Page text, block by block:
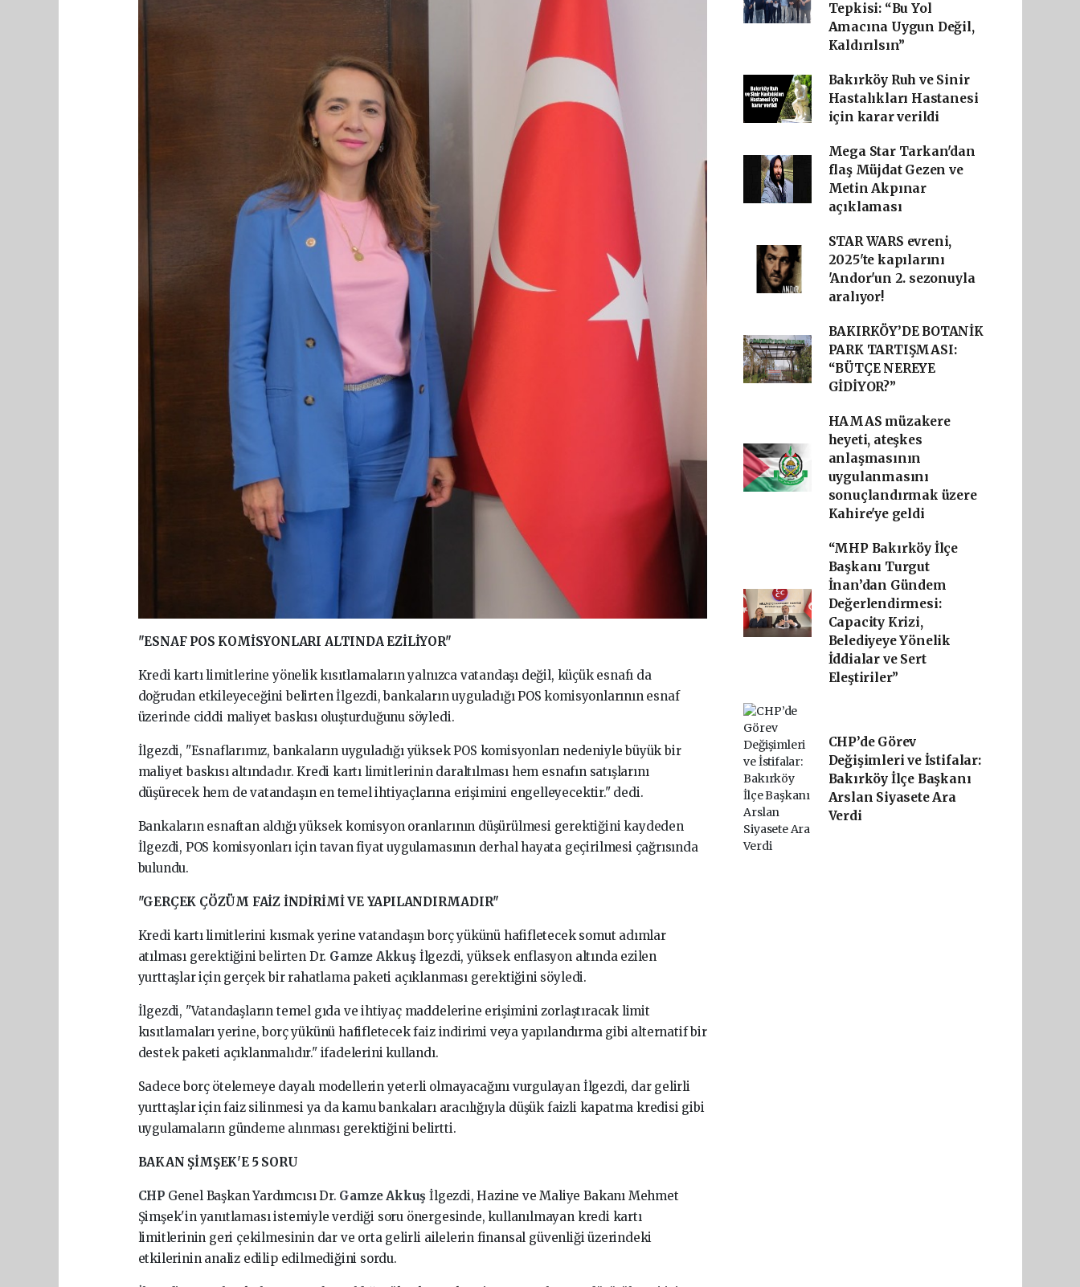
"ESNAF POS KOMİSYONLARI ALTINDA EZİLİYOR"
Kredi kartı limitlerine yönelik kısıtlamaların yalnızca vatandaşı değil, küçük esnafı da
doğrudan etkileyeceğini belirten İlgezdi, bankaların uyguladığı POS komisyonlarının esnaf
üzerinde ciddi maliyet baskısı oluşturduğunu söyledi.
İlgezdi, "Esnaflarımız, bankaların uyguladığı yüksek POS komisyonları nedeniyle büyük bir
maliyet baskısı altındadır. Kredi kartı limitlerinin daraltılması hem esnafın satışlarını
düşürecek hem de vatandaşın en temel ihtiyaçlarına erişimini engelleyecektir." dedi.
Bankaların esnaftan aldığı yüksek komisyon oranlarının düşürülmesi gerektiğini kaydeden
İlgezdi, POS komisyonları için tavan fiyat uygulamasının derhal hayata geçirilmesi çağrısında
bulundu.
"GERÇEK ÇÖZÜM FAİZ İNDİRİMİ VE YAPILANDIRMADIR"
Kredi kartı limitlerini kısmak yerine vatandaşın borç yükünü hafifletecek somut adımlar
atılması gerektiğini belirten Dr. Gamze Akkuş İlgezdi, yüksek enflasyon altında ezilen
yurttaşlar için gerçek bir rahatlama paketi açıklanması gerektiğini söyledi.
İlgezdi, "Vatandaşların temel gıda ve ihtiyaç maddelerine erişimini zorlaştıracak limit
kısıtlamaları yerine, borç yükünü hafifletecek faiz indirimi veya yapılandırma gibi alternatif bir
destek paketi açıklanmalıdır." ifadelerini kullandı.
Sadece borç ötelemeye dayalı modellerin yeterli olmayacağını vurgulayan İlgezdi, dar gelirli
yurttaşlar için faiz silinmesi ya da kamu bankaları aracılığıyla düşük faizli kapatma kredisi gibi
uygulamaların gündeme alınması gerektiğini belirtti.
BAKAN ŞİMŞEK'E 5 SORU
CHP Genel Başkan Yardımcısı Dr. Gamze Akkuşİlgezdi, Hazine ve Maliye Bakanı Mehmet
Şimşek'in yanıtlaması istemiyle verdiği soru önergesinde, kullanılmayan kredi kartı
limitlerinin geri çekilmesinin dar ve orta gelirli ailelerin finansal güvenliği üzerindeki
etkilerinin analiz edilip edilmediğini sordu.
Tepkisi: “Bu Yol
Amacına Uygun Değil,
Kaldırılsın”
Bakırköy Ruh ve Sinir
Hastalıkları Hastanesi
için karar verildi
Mega Star Tarkan'dan
flaş Müjdat Gezen ve
Metin Akpınar
açıklaması
STAR WARS evreni,
2025'te kapılarını
'Andor'un 2. sezonuyla
aralıyor!
BAKIRKÖY’DE BOTANİK
PARK TARTIŞMASI:
“BÜTÇE NEREYE
GİDİYOR?”
HAMAS müzakere
heyeti, ateşkes
anlaşmasının
uygulanmasını
sonuçlandırmak üzere
Kahire'ye geldi
“MHP Bakırköy İlçe
Başkanı Turgut
İnan’dan Gündem
Değerlendirmesi:
Capacity Krizi,
Belediyeye Yönelik
İddialar ve Sert
Eleştiriler”
CHP’de Görev
Değişimleri ve İstifalar:
Bakırköy İlçe Başkanı
Arslan Siyasete Ara
Verdi